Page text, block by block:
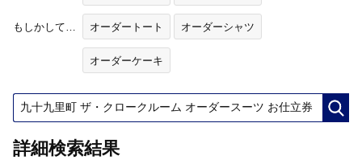
もしかして… オーダートート オーダーシャツ
オーダーケーキ
詳細検索結果